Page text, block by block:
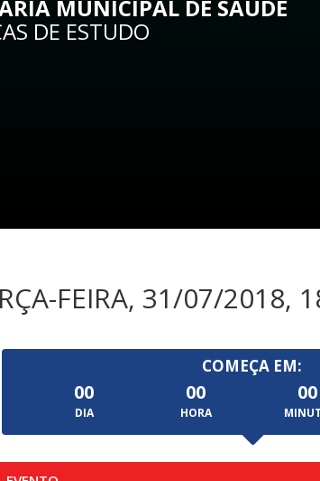
MUNICIPAL DE SAÚDE
DE ESTUDO
FEIRA, 31/07/2018,
COMEÇA EM:
00
DIA
00
HORA
00